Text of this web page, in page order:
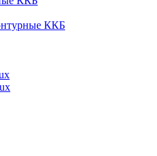
ККБ